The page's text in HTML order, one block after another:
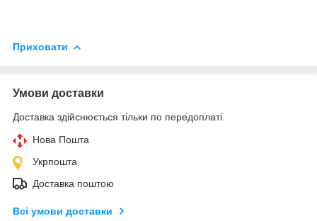
Приховати
Умови доставки
Доставка здійснюється тільки по передоплаті.
Нова Пошта
Укрпошта
Доставка поштою
Всі умови доставки